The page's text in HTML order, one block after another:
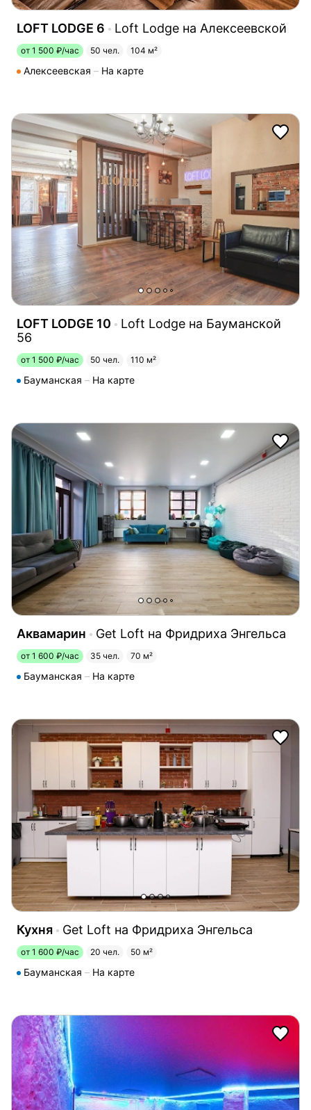
LOFT LODGE 6 Loft Lodge на Алексеевской
от 1 500 ₽/час 50 чел. 104 м²
Алексеевская На карте
LOFT LODGE 10
Loft Lodge на Бауманской
56
от 1 500 ₽/час 50 чел. 110 м²
Бауманская На карте
Аквамарин Get Loft на Фридриха Энгельса
от 1 600 ₽/час 35 чел. 70 м²
Бауманская На карте
Кухня Get Loft на Фридриха Энгельса
от 1 600 ₽/час 20 чел. 50 м²
Бауманская На карте